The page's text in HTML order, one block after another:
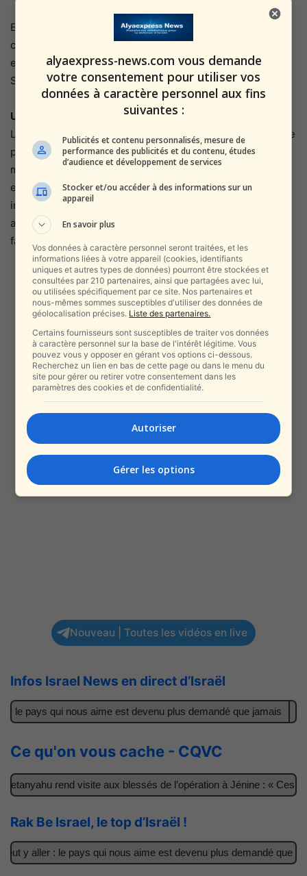
Enfin, Przemysław Czarnecki a exprimé son appui au
combat contre le terrorisme : « Nous sommes à vos côtés
et soutenons le peuple israélien et les habitants de
Samarie. »
Un changement de paradigme en Europe ?
La reconnaissance publique de la souveraineté israélienne
par des membres du Parlement européen pourrait
marquer un tournant dans la position de l’Union
européenne sur le statut de la Judée-Samarie. Ce soutien
intervient après des débats similaires au sein du Congrès
américain, renforçant ainsi la dynamique internationale en
faveur d’un changement de politique.
Nouveau | Toutes les vidéos en live
Infos Israel News en direct d’Israël
le pays qui nous aime est devenu plus demandé que jamais
Ce qu'on vous cache - CQVC
rend visite aux blessés de l’opération à Jénine : « Ces
Rak Be Israel, le top d’Israël !
y aller : le pays qui nous aime est devenu plus demandé que
alyaexpress-news.com vous demande
votre consentement pour utiliser vos
données à caractère personnel aux fins
suivantes :
Publicités et contenu personnalisés, mesure de
performance des publicités et du contenu, études
d’audience et développement de services
Stocker et/ou accéder à des informations sur un
appareil
En savoir plus
Vos données à caractère personnel seront traitées, et les
informations liées à votre appareil (cookies, identifiants
uniques et autres types de données) pourront être stockées et
consultées par 210 partenaires, ainsi que partagées avec lui,
ou utilisées spécifiquement par ce site. Nos partenaires et
nous-mêmes sommes susceptibles d'utiliser des données de
géolocalisation précises. Liste des partenaires.
Certains fournisseurs sont susceptibles de traiter vos données
à caractère personnel sur la base de l'intérêt légitime. Vous
pouvez vous y opposer en gérant vos options ci-dessous.
Recherchez un lien en bas de cette page ou dans le menu du
site pour gérer ou retirer votre consentement dans les
paramètres des cookies et de confidentialité.
Autoriser
Gérer les options